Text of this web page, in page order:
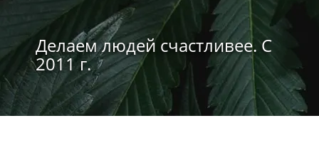
Делаем людей счастливее. С
2011 г.